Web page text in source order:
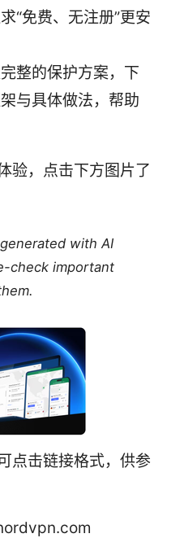
“免费、无注册”更安
整的保护方案，下
与具体做法，帮助
验，点击下方图片了
with AI
check important
点击链接格式，供参